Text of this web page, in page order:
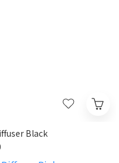
Black